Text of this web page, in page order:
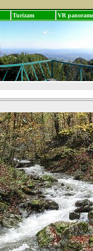
Turizam VR panorame